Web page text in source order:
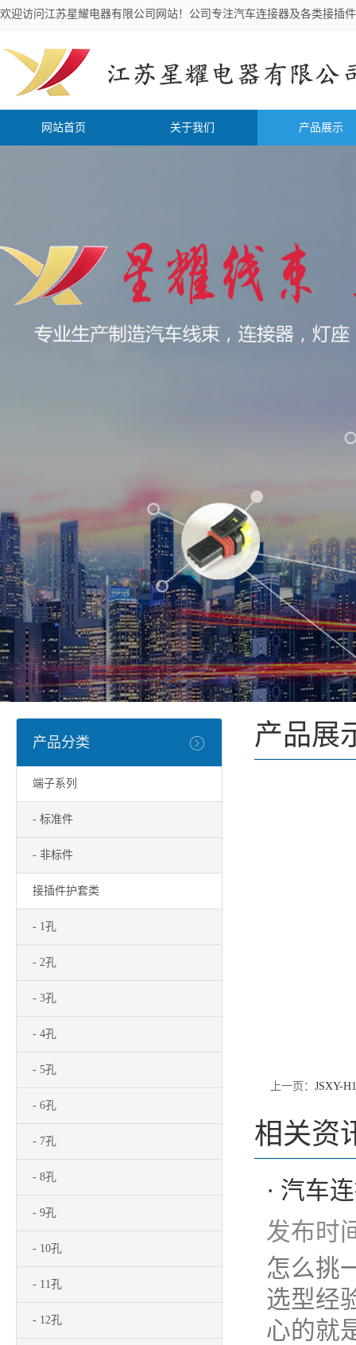
欢迎访问江苏星耀电器有限公司网站！公司专注汽车连接器及各类接插
网站首页 关于我们 产品展示
产品分类
端子系列
- 标准件
- 非标件
接插件护套类
- 1孔
- 2孔
- 3孔
- 4孔
- 5孔
- 6孔
- 7孔
- 8孔
- 9孔
- 10孔
- 11孔
- 12孔
产品展
上一页： JSXY-
相关资
· 汽车
发布时
怎么挑
选型经
心的就